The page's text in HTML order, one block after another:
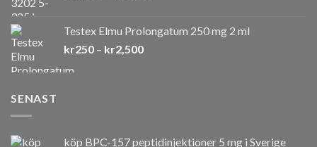
kr8,000
Testex Elmu Prolongatum 250 mg 2 ml
kr250 – kr2,500Prisintervall:
SENAST
köp BPC-157 peptidinjektioner 5 mg i Sverige